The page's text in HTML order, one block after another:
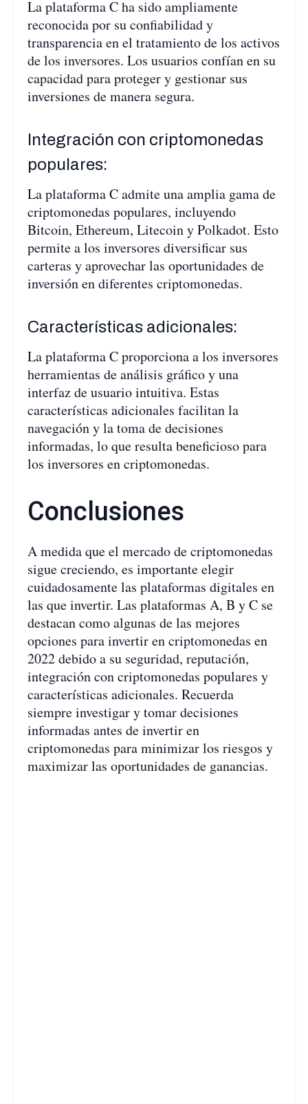
La plataforma C ha sido ampliamente
reconocida por su confiabilidad y
transparencia en el tratamiento de los activos
de los inversores. Los usuarios confían en su
capacidad para proteger y gestionar sus
inversiones de manera segura.
Integración con criptomonedas
populares:
La plataforma C admite una amplia gama de
criptomonedas populares, incluyendo
Bitcoin, Ethereum, Litecoin y Polkadot. Esto
permite a los inversores diversificar sus
carteras y aprovechar las oportunidades de
inversión en diferentes criptomonedas.
Características adicionales:
La plataforma C proporciona a los inversores
herramientas de análisis gráfico y una
interfaz de usuario intuitiva. Estas
características adicionales facilitan la
navegación y la toma de decisiones
informadas, lo que resulta beneficioso para
los inversores en criptomonedas.
Conclusiones
A medida que el mercado de criptomonedas
sigue creciendo, es importante elegir
cuidadosamente las plataformas digitales en
las que invertir. Las plataformas A, B y C se
destacan como algunas de las mejores
opciones para invertir en criptomonedas en
2022 debido a su seguridad, reputación,
integración con criptomonedas populares y
características adicionales. Recuerda
siempre investigar y tomar decisiones
informadas antes de invertir en
criptomonedas para minimizar los riesgos y
maximizar las oportunidades de ganancias.